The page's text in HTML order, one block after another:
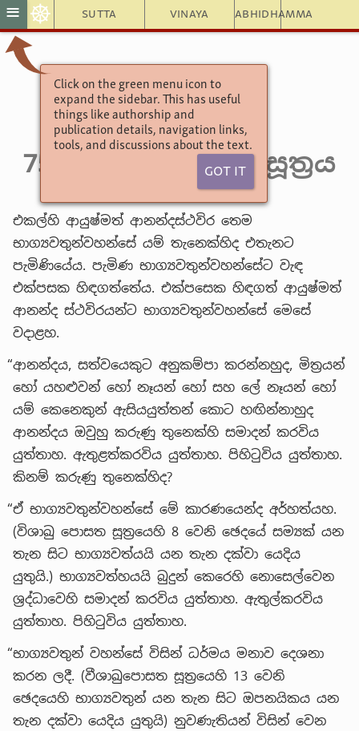
Sutta Vinaya Abhidhamma
≡ ☸
Click on the green menu icon to
expand the sidebar. This has useful
things like authorship and
publication details, navigation links,
tools, and discussions about the text.
Got It
අංගුත්තර නිකාය
එක නිපාතය
8. ආනන්ද වර්ගය
75. සමාදපෙතබ්බ සූත්‍රය
එකල්හි ආයුෂ්මත් ආනන්දස්ථවිර තෙම
භාග්‍යවතුන්වහන්සේ යම් තැනෙක්හිද එතැනට
පැමිණියේය. පැමිණ භාග්‍යවතුන්වහන්සේට වැඳ
එක්පසක හිඳගත්තේය. එක්පසෙක හිඳගත් ආයුෂ්මත්
ආනන්ද ස්ථවිරයන්ට භාග්‍යවතුන්වහන්සේ මෙසේ
වදාළහ.
“ආනන්දය, සත්වයෙකුට අනුකම්පා කරන්නහුද, මිත්‍රයන්
හෝ යහළුවන් හෝ නෑයන් හෝ සහ ලේ නෑයන් හෝ
යම් කෙනෙකුන් ඇසියයුත්තන් කොට හඟින්නාහුද
ආනන්දය ඔවුහු කරුණු තුනෙක්හි සමාදන් කරවිය
යුත්තාහ. ඇතුළත්කරවිය යුත්තාහ. පිහිටුවිය යුත්තාහ.
කිනම් කරුණු තුනෙක්හිද?
“ඒ භාග්‍යවතුන්වහන්සේ මේ කාරණයෙන්ද අර්හත්යහ.
(විශාඛු පොසත සූත්‍රයෙහි 8 වෙනි ඡෙදයේ සම්‍යක් යන
තැන සිට භාග්‍යවත්යයි යන තැන දක්වා යෙදිය
යුතුයි.) භාග්‍යවත්හයයි බුදුන් කෙරෙහි නොසෙල්වෙන
ශ්‍රද්ධාවෙහි සමාදන් කරවිය යුත්තාහ. ඇතුල්කරවිය
යුත්තාහ. පිහිටුවිය යුත්තාහ.
“භාග්‍යවතුන් වහන්සේ විසින් ධර්මය මනාව දෙශනා
කරන ලදී. (වීශාඛුපොසත සූත්‍රයෙහි 13 වෙනි
ඡෙදයෙහි භාග්‍යවතුන් යන තැන සිට ඔපනයිකය යන
තැන දක්වා යෙදිය යුතුයි) නුවණැතියන් විසින් වෙන